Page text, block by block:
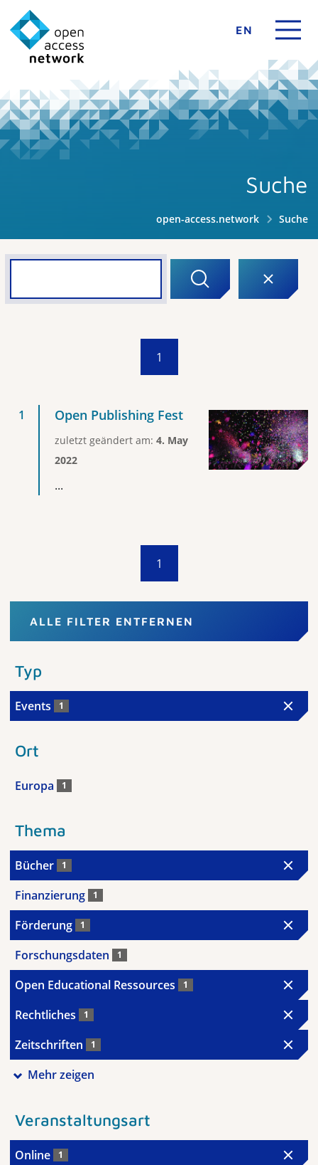
EN
Suche
open-access.network Suche
1
Open Publishing Fest
zuletzt geändert am: 4. May
2022
...
1
ALLE FILTER ENTFERNEN
Typ
Events 1
Ort
Europa 1
Thema
Bücher 1
Finanzierung 1
Förderung 1
Forschungsdaten 1
Open Educational Ressources 1
Rechtliches 1
Zeitschriften 1
Mehr zeigen
Veranstaltungsart
Online 1